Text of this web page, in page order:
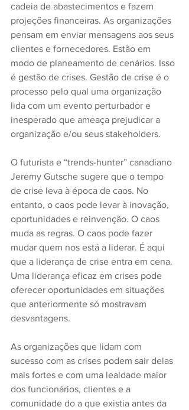
cadeia de abastecimentos e fazem
projeções financeiras. As organizações
pensam em enviar mensagens aos seus
clientes e fornecedores. Estão em
modo de planeamento de cenários. Isso
é gestão de crises. Gestão de crise é o
processo pelo qual uma organização
lida com um evento perturbador e
inesperado que ameaça prejudicar a
organização e/ou seus stakeholders.
O futurista e “trends-hunter” canadiano
Jeremy Gutsche sugere que o tempo
de crise leva à época de caos. No
entanto, o caos pode levar à inovação,
oportunidades e reinvenção. O caos
muda as regras. O caos pode fazer
mudar quem nos está a liderar. É aqui
que a liderança de crise entra em cena.
Uma liderança eficaz em crises pode
oferecer oportunidades em situações
que anteriormente só mostravam
desvantagens.
As organizações que lidam com
sucesso com as crises podem sair delas
mais fortes e com uma lealdade maior
dos funcionários, clientes e a
comunidade do a que existia antes da